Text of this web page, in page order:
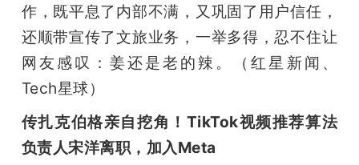
作，既平息了内部不满，又巩固了用户信任，
还顺带宣传了文旅业务，一举多得，忍不住让
网友感叹：姜还是老的辣。（红星新闻、
Tech星球）
传扎克伯格亲自挖角！TikTok视频推荐算法
负责人宋洋离职，加入Meta